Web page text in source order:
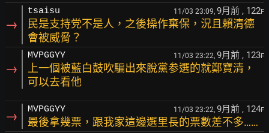
→
tsaisu 11/03 23:09, 9月前 , 122F
民是支持党不是人，之後操作棄保，況且賴清德
會被威脅？
→
MVPGGYY 11/03 23:22, 9月前 , 123F
上一個被藍白鼓吹騙出來脫黨参選的就鄭寶清，
可以去看他
→ MVPGGYY 11/03 23:22, 9月前 , 124F
最後拿幾票，跟我家這邊選里長的票數差不多……